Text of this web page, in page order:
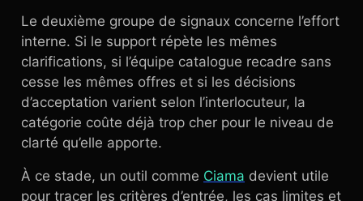
Le deuxième groupe de signaux concerne l’effort
interne. Si le support répète les mêmes
clarifications, si l’équipe catalogue recadre sans
cesse les mêmes offres et si les décisions
d’acceptation varient selon l’interlocuteur, la
catégorie coûte déjà trop cher pour le niveau de
clarté qu’elle apporte.
À ce stade, un outil comme Ciama devient utile
pour tracer les critères d’entrée, les cas limites et